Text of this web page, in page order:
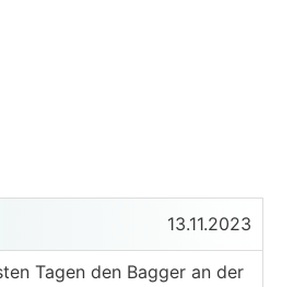
13.11.2023
Tagen den Bagger an der